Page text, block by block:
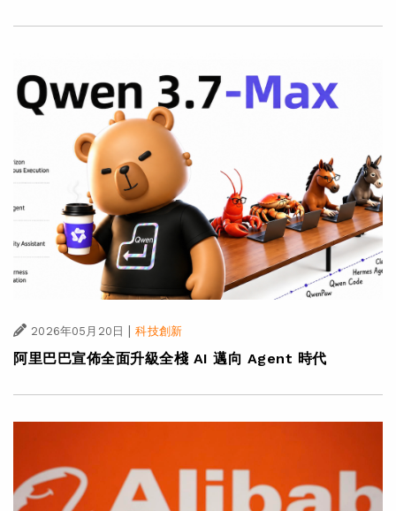
2026年05月20日 | 科技創新
阿里巴巴宣佈全面升級全棧 AI 邁向 Agent 時代